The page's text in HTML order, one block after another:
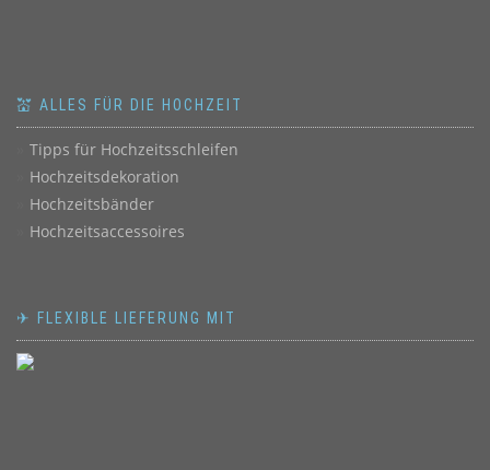
💒 ALLES FÜR DIE HOCHZEIT
Tipps für Hochzeitsschleifen
Hochzeitsdekoration
Hochzeitsbänder
Hochzeitsaccessoires
✈ FLEXIBLE LIEFERUNG MIT